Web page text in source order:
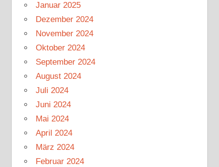
Januar 2025
Dezember 2024
November 2024
Oktober 2024
September 2024
August 2024
Juli 2024
Juni 2024
Mai 2024
April 2024
März 2024
Februar 2024